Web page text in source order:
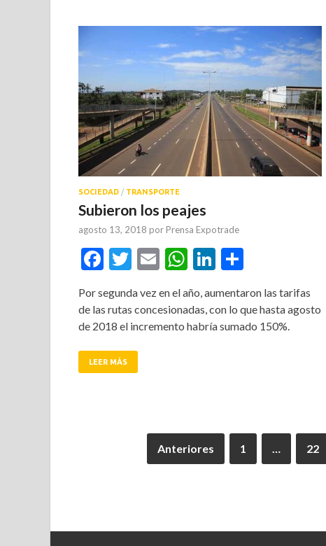
SOCIEDAD / TRANSPORTE
Subieron los peajes
agosto 13, 2018 por Prensa Expotrade
Facebook
Twitter
EmailWhatsApp
LinkedIn
Por segunda vez en el año, aumentaron las tarifas
de las rutas concesionadas, con lo que hasta agosto
de 2018 el incremento habría sumado 150%.
LEER MÁS
Anteriores 1 22